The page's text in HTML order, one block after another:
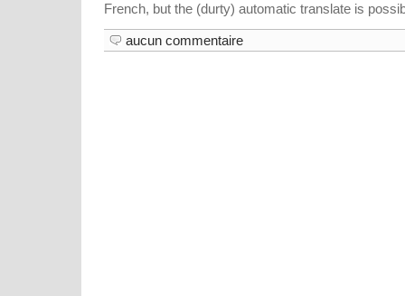
French, but the (durty) automatic translate is
aucun commentaire